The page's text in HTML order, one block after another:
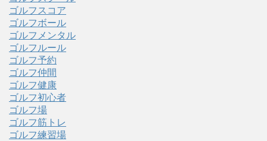
ゴルフスコア
ゴルフボール
ゴルフメンタル
ゴルフルール
ゴルフ予約
ゴルフ仲間
ゴルフ健康
ゴルフ初心者
ゴルフ場
ゴルフ筋トレ
ゴルフ練習場